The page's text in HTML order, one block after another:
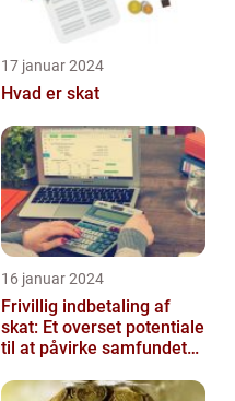
17 januar 2024
Hvad er skat
16 januar 2024
Frivillig indbetaling af
skat: Et overset potentiale
til at påvirke samfundet